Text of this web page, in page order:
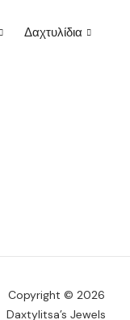
Δαχτυλίδια
Copyright © 2026
Daxtylitsa’s Jewels